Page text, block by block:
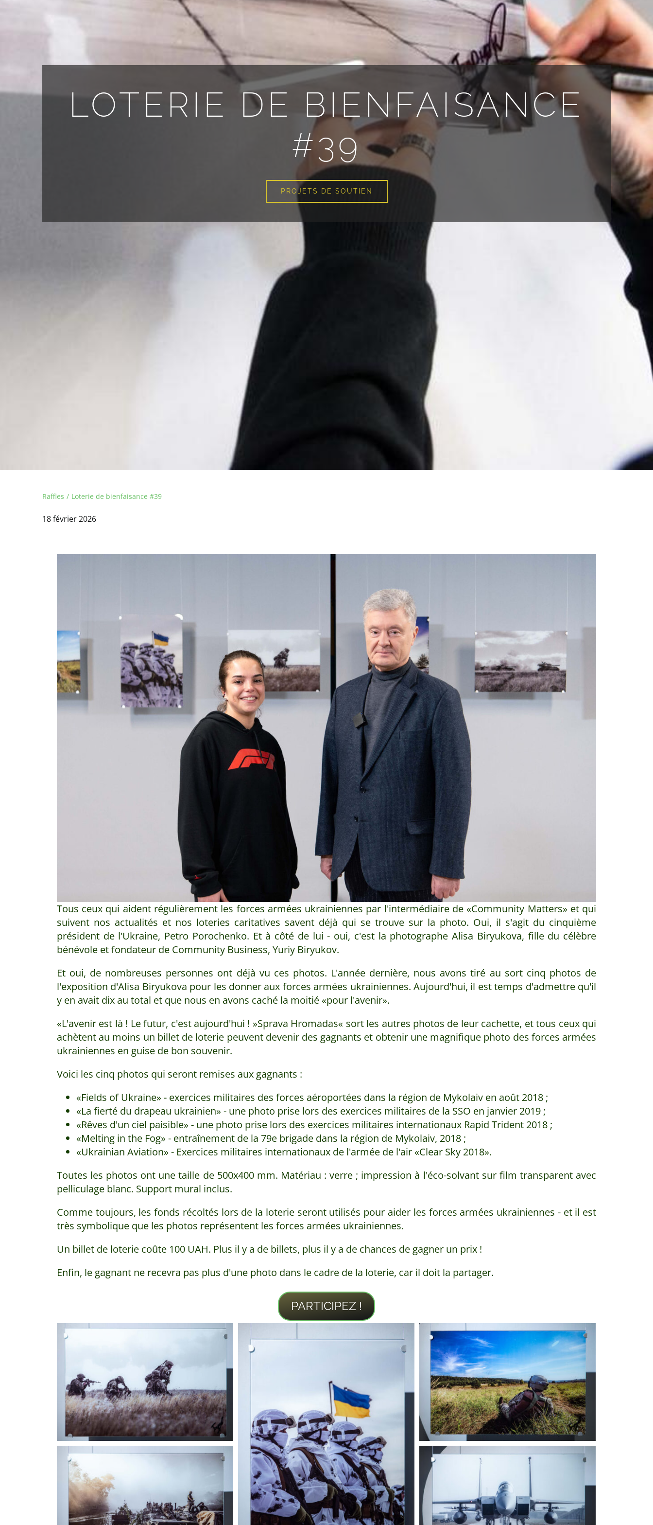
LOTERIE DE BIENFAISANCE
#39
PROJETS DE SOUTIEN
Raffles Loterie de bienfaisance #39
18 février 2026
Tous ceux qui aident régulièrement les forces armées ukrainiennes par l'intermédiaire de «Community Matters» et qui
suivent nos actualités et nos loteries caritatives savent déjà qui se trouve sur la photo. Oui, il s'agit du cinquième
président de l'Ukraine, Petro Porochenko. Et à côté de lui - oui, c'est la photographe Alisa Biryukova, fille du célèbre
bénévole et fondateur de Community Business, Yuriy Biryukov.
Et oui, de nombreuses personnes ont déjà vu ces photos. L'année dernière, nous avons tiré au sort cinq photos de
l'exposition d'Alisa Biryukova pour les donner aux forces armées ukrainiennes. Aujourd'hui, il est temps d'admettre qu'il
y en avait dix au total et que nous en avons caché la moitié «pour l'avenir».
«L'avenir est là ! Le futur, c'est aujourd'hui ! »Sprava Hromadas« sort les autres photos de leur cachette, et tous ceux qui
achètent au moins un billet de loterie peuvent devenir des gagnants et obtenir une magnifique photo des forces armées
ukrainiennes en guise de bon souvenir.
Voici les cinq photos qui seront remises aux gagnants :
«Fields of Ukraine» - exercices militaires des forces aéroportées dans la région de Mykolaiv en août 2018 ;
«La fierté du drapeau ukrainien» - une photo prise lors des exercices militaires de la SSO en janvier 2019 ;
«Rêves d'un ciel paisible» - une photo prise lors des exercices militaires internationaux Rapid Trident 2018 ;
«Melting in the Fog» - entraînement de la 79e brigade dans la région de Mykolaiv, 2018 ;
«Ukrainian Aviation» - Exercices militaires internationaux de l'armée de l'air «Clear Sky 2018».
Toutes les photos ont une taille de 500x400 mm. Matériau : verre ; impression à l'éco-solvant sur film transparent avec
pelliculage blanc. Support mural inclus.
Comme toujours, les fonds récoltés lors de la loterie seront utilisés pour aider les forces armées ukrainiennes - et il est
très symbolique que les photos représentent les forces armées ukrainiennes.
Un billet de loterie coûte 100 UAH. Plus il y a de billets, plus il y a de chances de gagner un prix !
Enfin, le gagnant ne recevra pas plus d'une photo dans le cadre de la loterie, car il doit la partager.
PARTICIPEZ !